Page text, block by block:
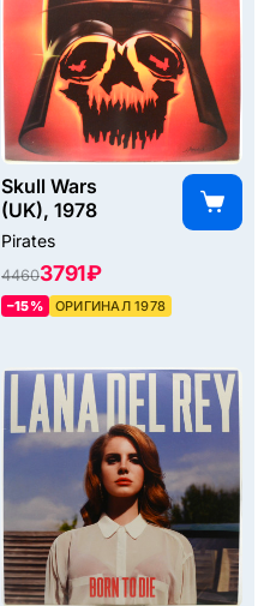
Skull Wars
(UK), 1978
Pirates
44603791 ₽
–15% ОРИГИНАЛ 1978